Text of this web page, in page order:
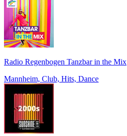
Radio Regenbogen Tanzbar in the Mix
Mannheim, Club, Hits, Dance